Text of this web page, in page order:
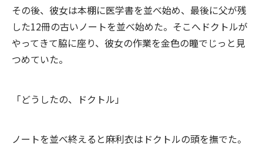
その後、彼女は本棚に医学書を並べ始め、最後に父が残
した12冊の古いノートを並べ始めた。そこへドクトルが
やってきて脇に座り、彼女の作業を金色の瞳でじっと見
つめていた。
「どうしたの、ドクトル」
ノートを並べ終えると麻利衣はドクトルの頭を撫でた。